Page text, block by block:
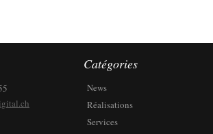
Catégories
News
Réalisations
Services